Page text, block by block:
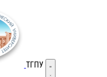
ТГПУ Открыть меню